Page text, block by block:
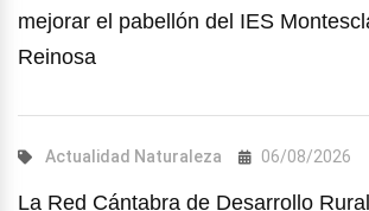
mejorar el pabellón del IES
Reinosa
Actualidad Naturaleza 06/08/2026
La Red Cántabra de Desarrollo